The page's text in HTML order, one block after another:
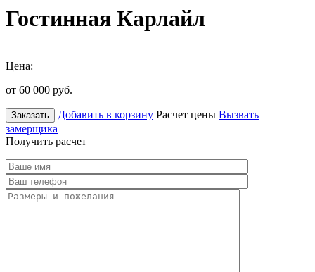
Гостинная Карлайл
Цена:
от 60 000 руб.
Заказать Добавить в корзину Расчет цены Вызвать
замерщика
Получить расчет